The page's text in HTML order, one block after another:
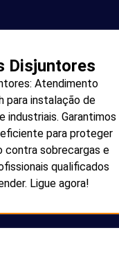
Disjuntores
Atendimento
para instalação de
industriais. Garantimos
para proteger
contra sobrecargas e
qualificados
Ligue agora!